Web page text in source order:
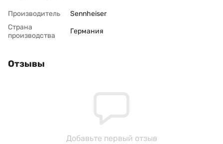
Производитель
Sennheiser
Страна
производства
Германия
Отзывы
Добавьте первый отзыв